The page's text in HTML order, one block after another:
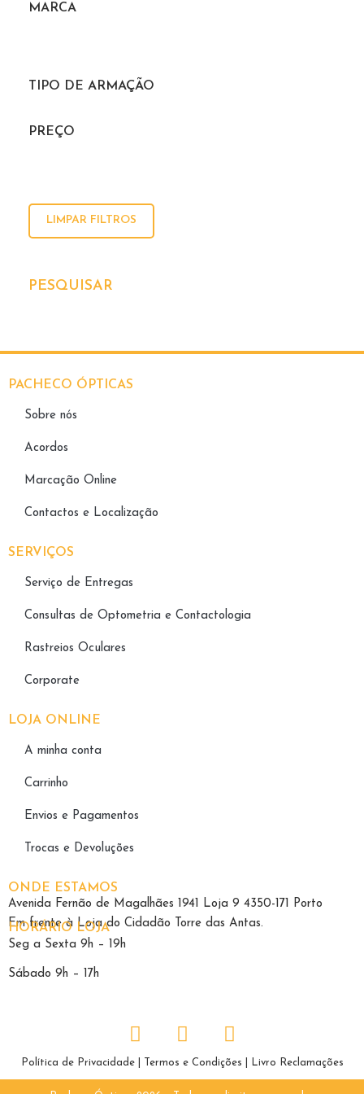
MARCA
TIPO DE ARMAÇÃO
PREÇO
LIMPAR FILTROS
PESQUISAR
PACHECO ÓPTICAS
Sobre nós
Acordos
Marcação Online
Contactos e Localização
SERVIÇOS
Serviço de Entregas
Consultas de Optometria e Contactologia​
Rastreios Oculares
Corporate
LOJA ONLINE
A minha conta
Carrinho
Envios e Pagamentos
Trocas e Devoluções
ONDE ESTAMOS
Avenida Fernão de Magalhães 1941 Loja 9 4350-171 Porto
Em frente à Loja do Cidadão Torre das Antas.
HORÁRIO LOJA
Seg a Sexta 9h – 19h
Sábado 9h – 17h
Política de Privacidade Termos e Condições Livro Reclamações